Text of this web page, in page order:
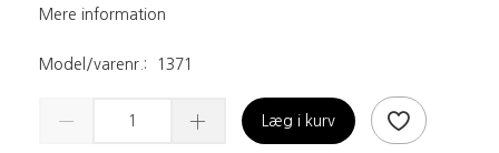
Mere information
Model/varenr.: 1371
Læg i kurv